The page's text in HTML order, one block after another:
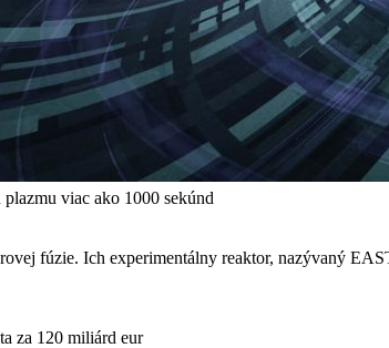
viac ako 1000 sekúnd
fúzie. Ich experimentálny reaktor, nazývaný
za 120 miliárd eur